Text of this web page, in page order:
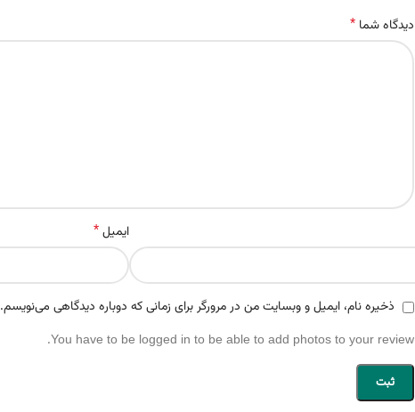
دیدگاه شما *
ایمیل*
ذخیره نام، ایمیل و وبسایت من در مرورگر برای زمانی که دوباره دیدگاهی می‌نویسم.
You have to be logged in to be able to add photos to your review.